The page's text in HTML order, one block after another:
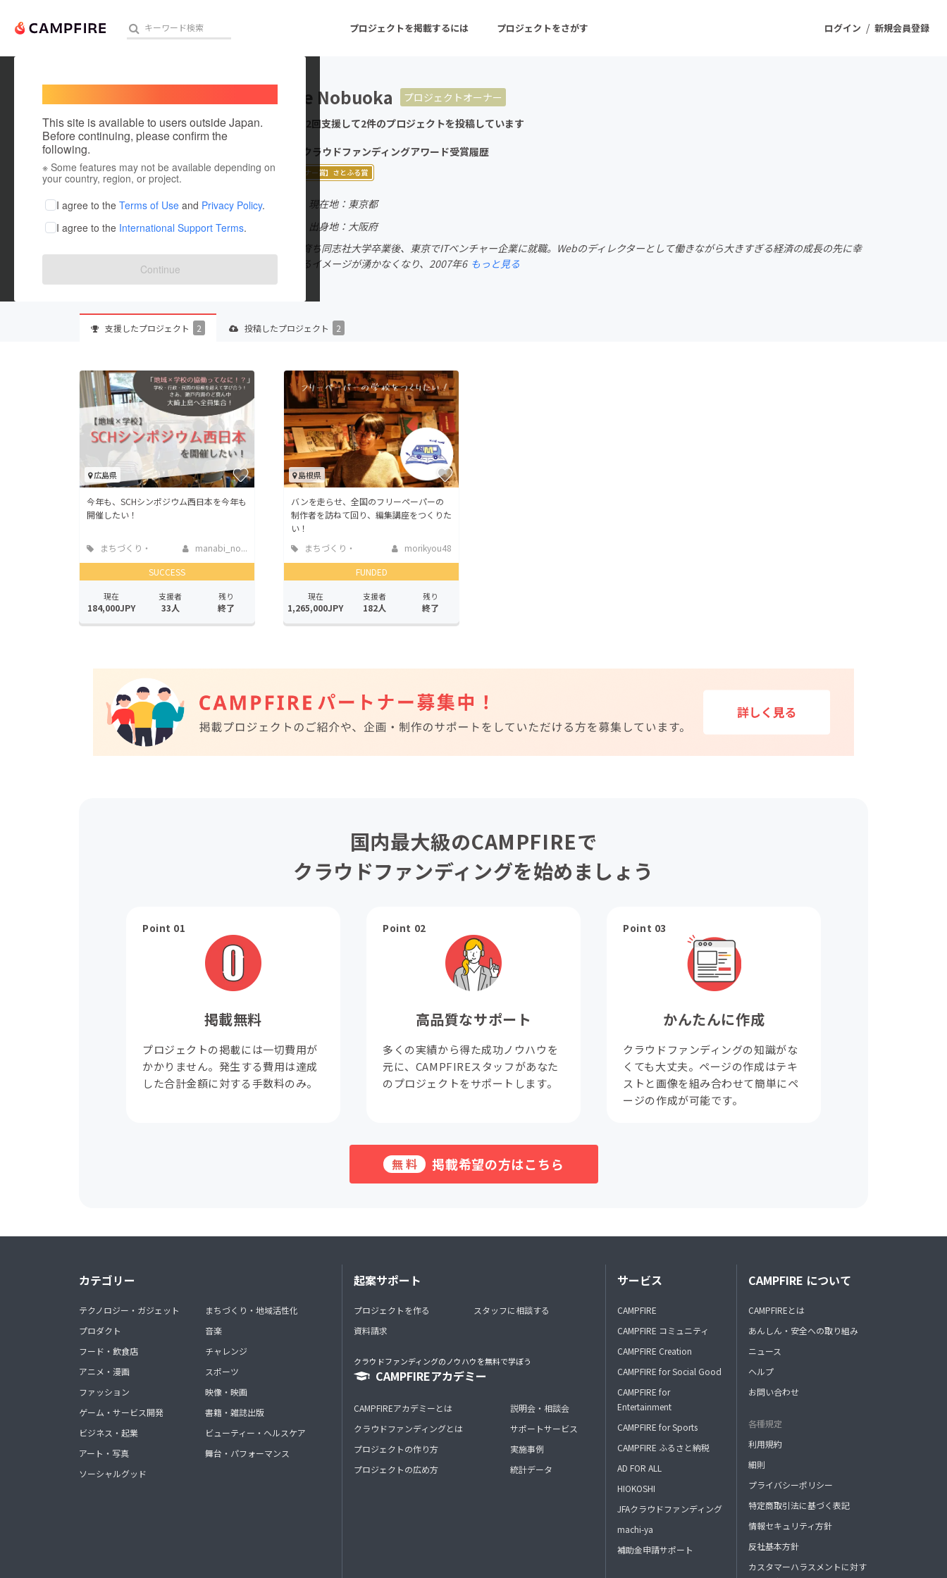
ログイン / 新規会員登録
プロジェクトを掲載するには プロジェクトをさがす
人気のプロジェクト 注目のリターン 注目の新着プロジェクト
アート・写真 音楽
テクノロジー・ガジェット
ゲーム・サービス開発
映像・映画
書籍・雑誌出版
ビジネス・起業
チャレンジ ビューティー・ヘルスケア
ソーシャルグッド
まちづくり・地域活性化
CAMPFIRE for Social Good
This site is available to users outside Japan.
Before continuing, please confirm the
following.
※ Some features may not be available depending on
your country, region, or project.
I agree to the Terms of Use and Privacy Policy.
I agree to the International Support Terms.
Continue
Ryosuke Nobuoka
プロジェクトオーナー
これまでに2回支援して2件のプロジェクトを投稿しています
CAMPFIREクラウドファンディングアワード受賞履歴
2018 【パートナー賞】さとふる賞
在住国：日本
現在地：東京都
出身国：日本
出身地：大阪府
関西で生まれ育ち同志社大学卒業後、東京でITベンチャー企業に就職。Webのディレクターとして働きながら大きすぎる経済の成長の先に幸
せな未来があるイメージが湧かなくなり、2007年6 もっと見る
支援したプロジェクト 2 投稿したプロジェクト 2
広島県
今年も、SCHシンポジウム西日本を今年も
開催したい！
まちづくり・
地域活性化
manabi_no...
SUCCESS
現在
184,000JPY
支援者
33人
残り
終了
島根県
バンを走らせ、全国のフリーペーパーの
制作者を訪ねて回り、編集講座をつくりた
い！
まちづくり・
地域活性化
morikyou48
FUNDED
現在
1,265,000JPY
支援者
182人
残り
終了
国内最大級のCAMPFIREで
クラウドファンディングを始めましょう
Point 01
掲載無料
プロジェクトの掲載には一切費用が
かかりません。発生する費用は達成
した合計金額に対する手数料のみ。
Point 02
高品質なサポート
多くの実績から得た成功ノウハウを
元に、CAMPFIREスタッフがあなた
のプロジェクトをサポートします。
Point 03
かんたんに作成
クラウドファンディングの知識がな
くても大丈夫。ページの作成はテキ
ストと画像を組み合わせて簡単にペ
ージの作成が可能です。
無料 掲載希望の方はこちら
カテゴリー
テクノロジー・ガジェット
プロダクト
フード・飲食店
アニメ・漫画
ファッション
ゲーム・サービス開発
ビジネス・起業
アート・写真
ソーシャルグッド
まちづくり・地域活性化
音楽
チャレンジ
スポーツ
映像・映画
書籍・雑誌出版
ビューティー・ヘルスケア
舞台・パフォーマンス
起案サポート
プロジェクトを作る
資料請求
スタッフに相談する
クラウドファンディングのノウハウを無料で学ぼう
CAMPFIREアカデミー
CAMPFIREアカデミーとは
クラウドファンディングとは
プロジェクトの作り方
プロジェクトの広め方
説明会・相談会
サポートサービス
実施事例
統計データ
サービス
CAMPFIRE
CAMPFIRE コミュニティ
CAMPFIRE Creation
CAMPFIRE for Social Good
CAMPFIRE for
Entertainment
CAMPFIRE for Sports
CAMPFIRE ふるさと納税
AD FOR ALL
HIOKOSHI
JFAクラウドファンディング
machi-ya
補助金申請サポート
CAMPFIRE について
CAMPFIREとは
あんしん・安全への取り組み
ニュース
ヘルプ
お問い合わせ
各種規定
利用規約
細則
プライバシーポリシー
特定商取引法に基づく表記
情報セキュリティ方針
反社基本方針
カスタマーハラスメントに対す